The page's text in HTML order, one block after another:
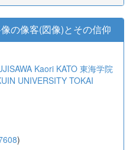
の像客(図像)とその信仰
Kaori KATO 東海学院
UNIVERSITY TOKAI
)